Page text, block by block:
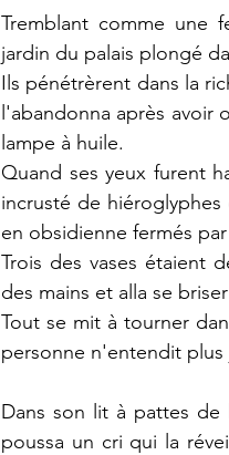
Tremblant comme une
jardin du palais plongé
Ils pénétrèrent dans la
l'abandonna après avoir
lampe à huile.
Quand ses yeux furent
incrusté de
en obsidienne fermés
Trois des vases étaient
des mains et alla se
Tout se mit à tourner
personne n'entendit plus
Dans son lit à pattes de
poussa un cri qui la